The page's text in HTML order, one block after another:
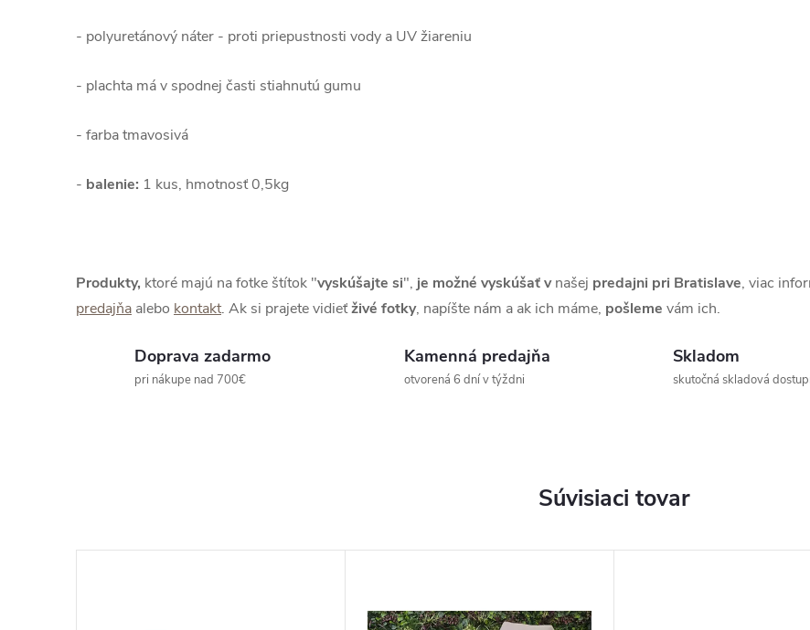
- polyuretánový náter - proti priepustnosti vody a UV žiareniu
- plachta má v spodnej časti stiahnutú gumu
- farba tmavosivá
- balenie: 1 kus, hmotnosť 0,5kg
Produkty, ktoré majú na fotke štítok "vyskúšajte si", je možné vyskúšaťvnašej predajni pri Bratislave, viac
predajňa alebo kontakt. Ak si prajete vidieťživé fotky, napíšte nám a ak ich máme, pošleme vám ich.
Doprava zadarmo
pri nákupe nad 700€
Kamenná predajňa
otvorená 6 dní v týždni
Skladom
skutočná skladová
Súvisiaci tovar